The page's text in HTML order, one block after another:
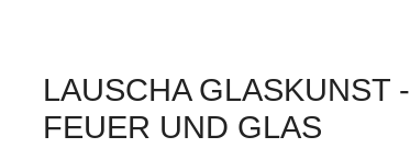
LAUSCHA GLASKUNST
FEUER UND GLAS